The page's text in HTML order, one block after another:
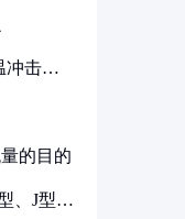
冲击要
的目的
、J型、